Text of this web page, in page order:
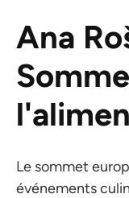
Ana
Le sommet
événements